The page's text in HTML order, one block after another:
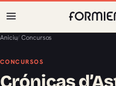
Aniciu/Concursos
CONCURSOS